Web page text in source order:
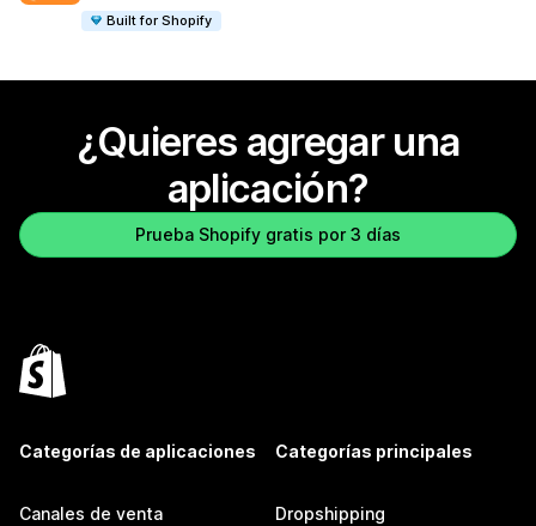
Built for Shopify
¿Quieres agregar una
aplicación?
Prueba Shopify gratis por 3 días
Categorías de aplicaciones
Canales de venta
Categorías principales
Dropshipping